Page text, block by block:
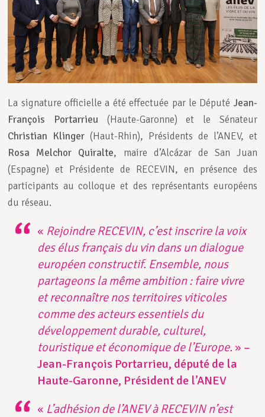
La signature officielle a été effectuée par le Député Jean-
François Portarrieu (Haute-Garonne) et le Sénateur
Christian Klinger (Haut-Rhin), Présidents de l’ANEV, et
Rosa Melchor Quiralte, maire d’Alcázar de San Juan
(Espagne) et Présidente de RECEVIN, en présence des
participants au colloque et des représentants européens
du réseau.
« Rejoindre RECEVIN, c’est inscrire la voix
des élus français du vin dans un dialogue
européen constructif. Ensemble, nous
partageons la même ambition : faire vivre
et reconnaître nos territoires viticoles
comme des acteurs essentiels du
développement durable, culturel,
touristique et économique de l’Europe. » –
Jean-François Portarrieu, député de la
Haute-Garonne, Président de l’ANEV
« L’adhésion de l’ANEV à RECEVIN n’est